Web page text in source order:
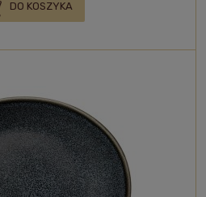
DO KOSZYKA